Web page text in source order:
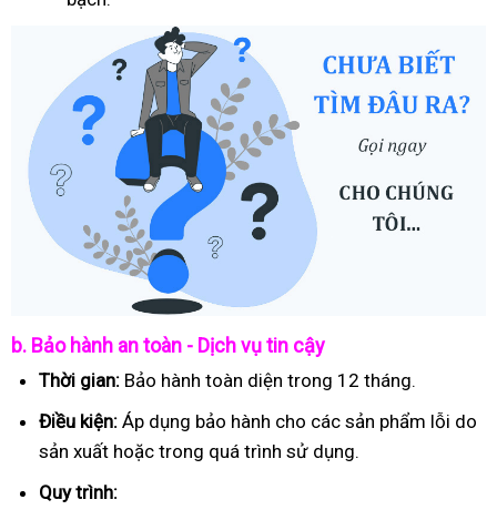
b. Bảo hành an toàn - Dịch vụ tin cậy
Thời gian: Bảo hành toàn diện trong 12 tháng.
Điều kiện: Áp dụng bảo hành cho các sản phẩm lỗi do
sản xuất hoặc trong quá trình sử dụng.
Quy trình: